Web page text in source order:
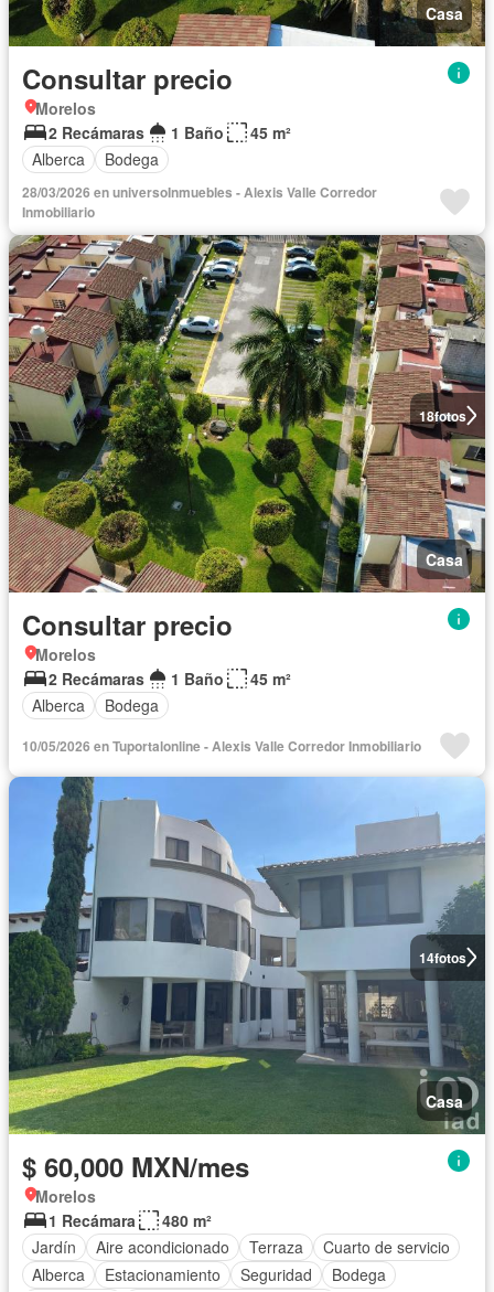
Casa
Consultar precio
Morelos
2 Recámaras
1 Baño
45 m²
Alberca
Bodega
28/03/2026 en universoInmuebles - Alexis Valle Corredor
Inmobiliario
18fotos
Casa
Consultar precio
Morelos
2 Recámaras
1 Baño
45 m²
Alberca
Bodega
10/05/2026 en Tuportalonline - Alexis Valle Corredor Inmobiliario
14fotos
Casa
$ 60,000 MXN/mes
Morelos
1 Recámara
480 m²
Jardín
Aire acondicionado Terraza
Cuarto de servicio
Alberca
Estacionamiento Seguridad
Bodega